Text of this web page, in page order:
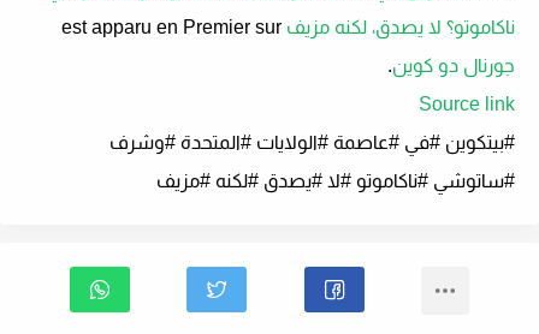
ناكاموتو؟ لا يصدق، لكنه مزيف
جورنال دو كوين.
Source link
#بيتكوين #في #عاصمة #الولايات #المتحدة #وشرف
#ساتوشي #ناكاموتو #لا #يصدق #لكنه #مزيف